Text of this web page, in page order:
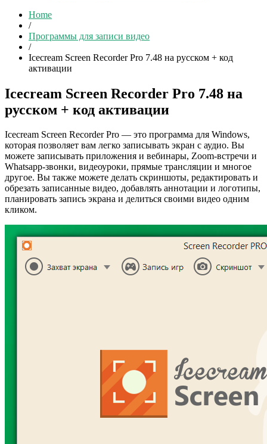
Home
/
Программы для записи видео
/
Icecream Screen Recorder Pro 7.48 на русском + код
активации
Icecream Screen Recorder Pro 7.48 на
русском + код активации
Icecream Screen Recorder Pro — это программа для Windows,
которая позволяет вам легко записывать экран с аудио. Вы
можете записывать приложения и вебинары, Zoom-встречи и
Whatsapp-звонки, видеоуроки, прямые трансляции и многое
другое. Вы также можете делать скриншоты, редактировать и
обрезать записанные видео, добавлять аннотации и логотипы,
планировать запись экрана и делиться своими видео одним
кликом.